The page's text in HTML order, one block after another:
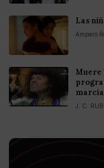
Las
Amparo
Muere
J. C.